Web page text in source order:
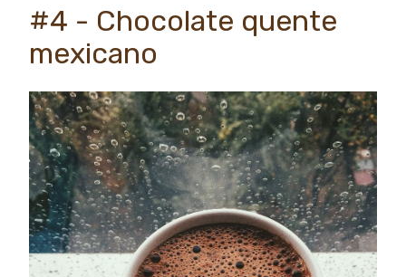
#4 - Chocolate quente
mexicano